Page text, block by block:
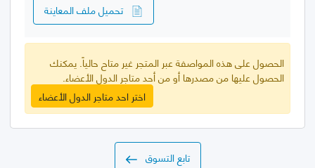
تحميل ملف المعاينة
الحصول على هذه المواصفة عبر المتجر غير متاح حالياً. يمكنك
الحصول عليها من مصدرها أو من أحد متاجر الدول الأعضاء.
اختر احد متاجر الدول الأعضاء
تابع التسوق